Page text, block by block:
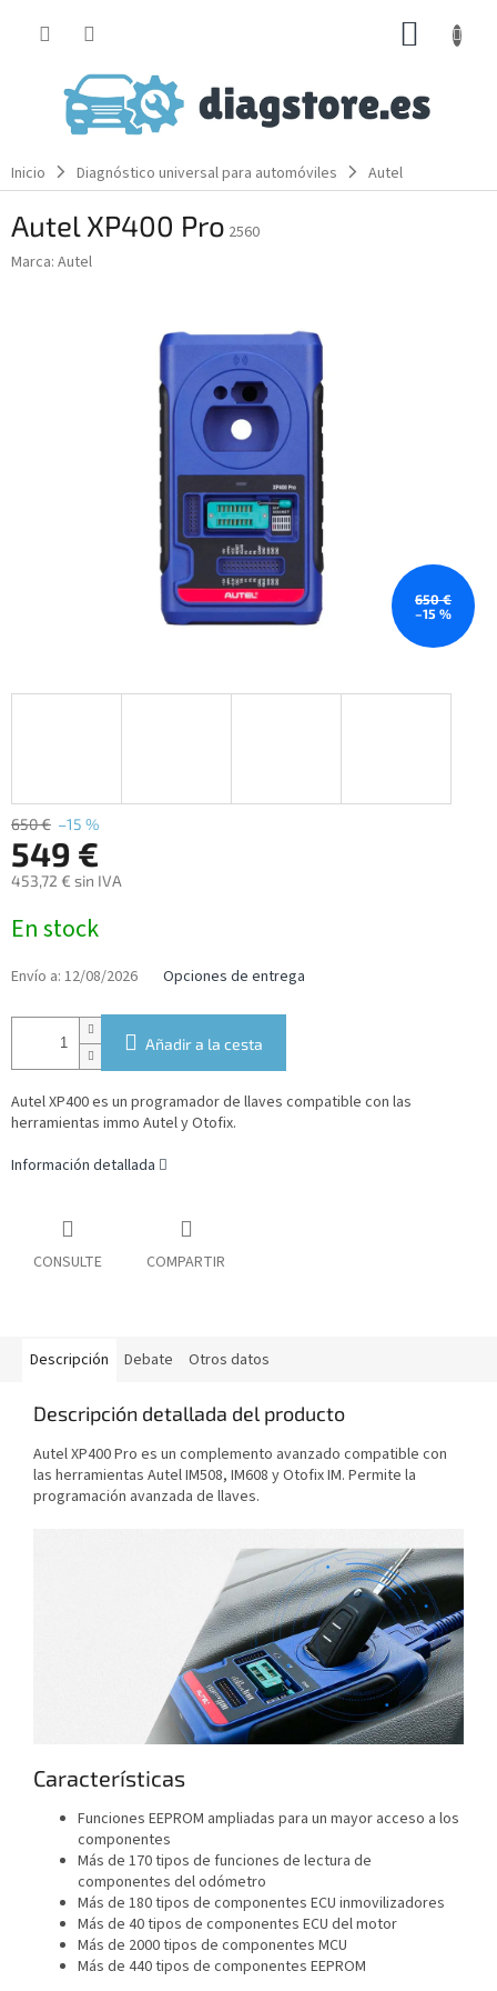
CESTA
Inicio Diagnóstico universal para automóviles Autel
Autel XP400 Pro 2560
Marca: Autel
650 €
–15 %
650 € –15 %
549 €
453,72 € sin IVA
de
medida:
En stock
Envío a: 12/08/2026 Opciones de entrega
Añadir a la cesta
Autel XP400 es un programador de llaves compatible con las
herramientas immo Autel y Otofix.
Información detallada
CONSULTE COMPARTIR
Descripción Debate Otros datos
Descripción detallada del producto
Autel XP400 Pro es un complemento avanzado compatible con
las herramientas Autel IM508, IM608 y Otofix IM. Permite la
programación avanzada de llaves.
Características
Funciones EEPROM ampliadas para un mayor acceso a los
componentes
Más de 170 tipos de funciones de lectura de
componentes del odómetro
Más de 180 tipos de componentes ECU inmovilizadores
Más de 40 tipos de componentes ECU del motor
Más de 2000 tipos de componentes MCU
Más de 440 tipos de componentes EEPROM